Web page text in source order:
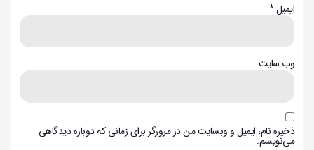
ایمیل*
وب‌ سایت
ذخیره نام، ایمیل و وبسایت من در مرورگر برای زمانی که دوباره دیدگاهی
می‌نویسم.